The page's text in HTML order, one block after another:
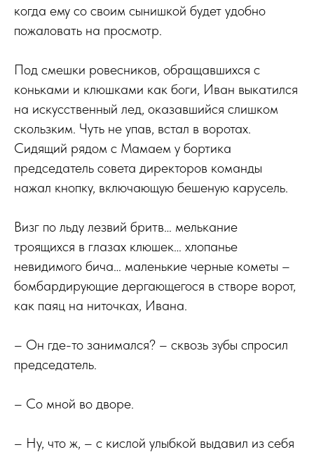
когда ему со своим сынишкой будет удобно
пожаловать на просмотр.
Под смешки ровесников, обращавшихся с
коньками и клюшками как боги, Иван выкатился
на искусственный лед, оказавшийся слишком
скользким. Чуть не упав, встал в воротах.
Сидящий рядом с Мамаем у бортика
председатель совета директоров команды
нажал кнопку, включающую бешеную карусель.
Визг по льду лезвий бритв… мелькание
троящихся в глазах клюшек… хлопанье
невидимого бича… маленькие черные кометы –
бомбардирующие дергающегося в створе ворот,
как паяц на ниточках, Ивана.
– Он где-то занимался? – сквозь зубы спросил
председатель.
– Со мной во дворе.
– Ну, что ж, – с кислой улыбкой выдавил из себя